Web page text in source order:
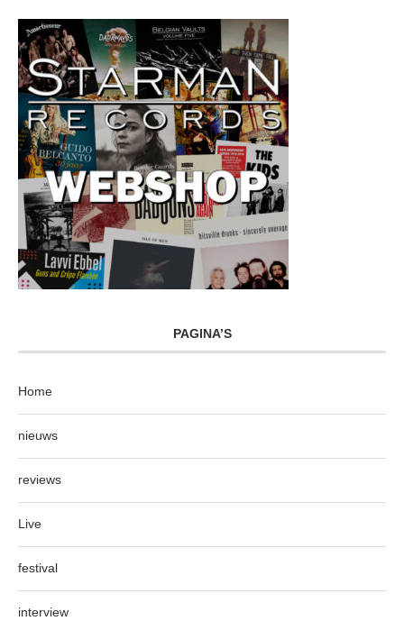
PAGINA’S
Home
nieuws
reviews
Live
festival
interview